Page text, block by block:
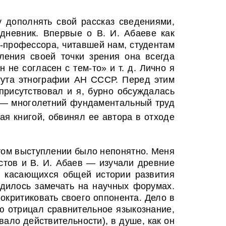
свой рассказ сведениями,
Впервые о В. И. Абаеве как
читавшей нам, студентам
своей точки зрения она всегда
не согласен с тем-то» и т. д. Лично я
этнографии АН СССР. Перед этим
и я, бурно обсуждалась
многолетний фундаментальный труд
книгой, обвинял ее автора в отходе
выступлении было непонятно. Меня
и В. И. Абаев — изучали древние
общей истории развития
замечать на научных форумах.
своего оппонента. Дело в
сравнительное языкознание,
действительности), в душе, как он